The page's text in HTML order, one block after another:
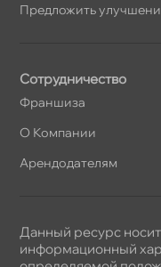
Предложить
Сотрудничество
Франшиза
О Компании
Арендодателям
Данный ресурс
информационный